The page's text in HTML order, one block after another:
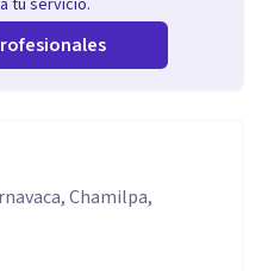
tu servicio.
Chamilpa,